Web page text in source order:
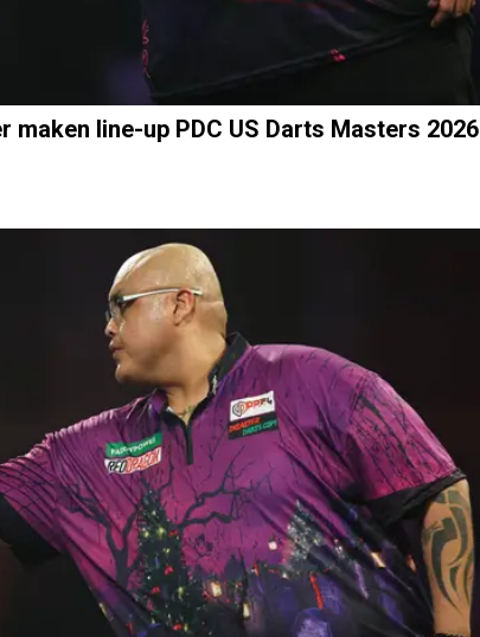
maken line-up PDC US Darts Masters 2026